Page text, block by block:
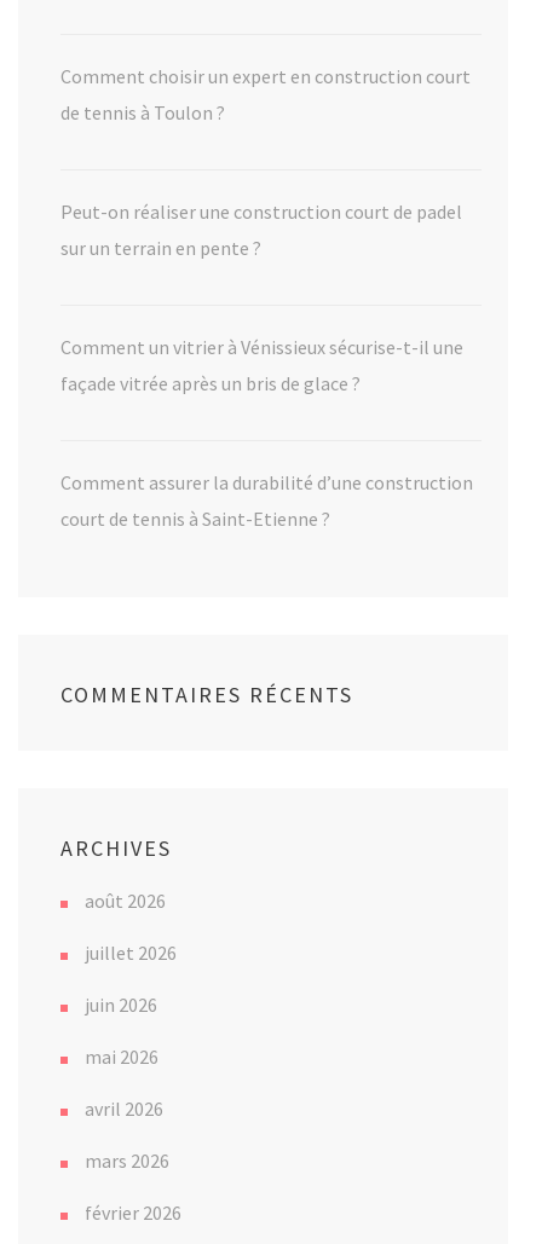
Comment choisir un expert en construction court
de tennis à Toulon ?
Peut-on réaliser une construction court de padel
sur un terrain en pente ?
Comment un vitrier à Vénissieux sécurise-t-il une
façade vitrée après un bris de glace ?
Comment assurer la durabilité d’une construction
court de tennis à Saint-Etienne ?
COMMENTAIRES RÉCENTS
ARCHIVES
août 2026
juillet 2026
juin 2026
mai 2026
avril 2026
mars 2026
février 2026